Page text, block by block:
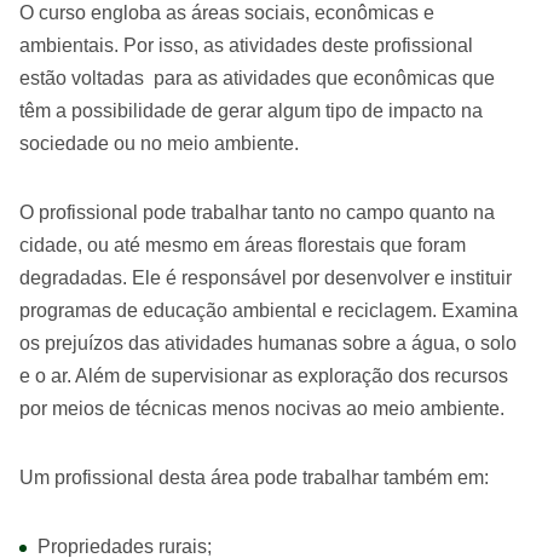
O curso engloba as áreas sociais, econômicas e
ambientais. Por isso, as atividades deste profissional
estão voltadas para as atividades que econômicas que
têm a possibilidade de gerar algum tipo de impacto na
sociedade ou no meio ambiente.
O profissional pode trabalhar tanto no campo quanto na
cidade, ou até mesmo em áreas florestais que foram
degradadas. Ele é responsável por desenvolver e instituir
programas de educação ambiental e reciclagem. Examina
os prejuízos das atividades humanas sobre a água, o solo
e o ar. Além de supervisionar as exploração dos recursos
por meios de técnicas menos nocivas ao meio ambiente.
Um profissional desta área pode trabalhar também em:
Propriedades rurais;